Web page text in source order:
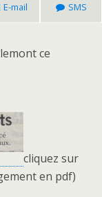
E-mail SMS
ce
cliquez sur
en pdf)